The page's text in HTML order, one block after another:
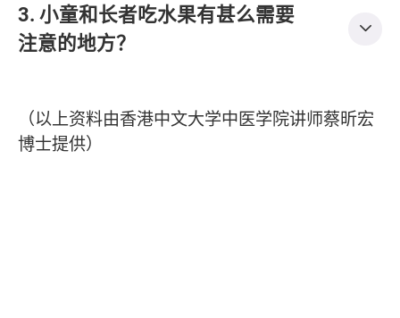
3. 小童和长者吃水果有甚么需要
注意的地方？
（以上资料由香港中文大学中医学院讲师蔡昕宏
博士提供）